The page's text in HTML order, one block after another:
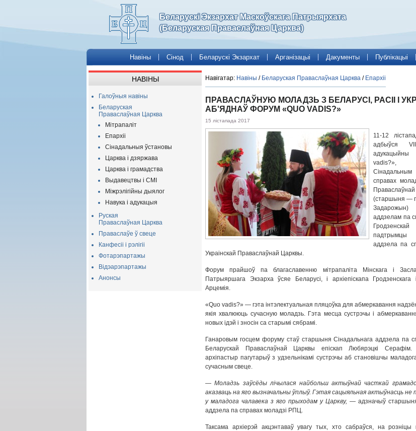
Беларускі Экзархат Маскоўскага Патрыярхата
(Беларуская Праваслаўная Царква)
Навіны Сінод Беларускі Экзархат Арганізацыі Дакументы Публікацыі
НАВІНЫ
Галоўныя навіны
Беларуская
Праваслаўная Царква
Мітрапаліт
Епархіі
Сінадальныя ўстановы
Царква і дзяржава
Царква і грамадства
Выдавецтвы і СМІ
Міжрэлігійны дыялог
Навука і адукацыя
Руская
Праваслаўная Царква
Праваслаўе ў свеце
Канфесіі і рэлігіі
Фотарэпартажы
Відэарэпартажы
Анонсы
Навігатар: Навіны / Беларуская Праваслаўная Царква / Епархіі
ПРАВАСЛАЎНУЮ МОЛАДЗЬ З БЕЛАРУСІ, РАСІІ І
АБ'ЯДНАЎ ФОРУМ «QUO VADIS?»
15 лістапада 2017
11-12
адбыўся
vadis?»,
справах
(старшыня —
аддзелам па
падтрымцы
аддзела па
Украінскай Праваслаўнай Царквы.
Форум прайшоў па благаславенню мітрапаліта Мінскага і
Патрыяршага Экзарха ўсяе Беларусі, і архіепіскапа Гродзенскага
Арцемія.
«Quo vadis?» — гэта інтэлектуальная пляцоўка для абмеркавання
якія хвалююць сучасную моладзь. Гэта месца сустрэчы і
новых ідэй і зносін са старымі сябрамі.
Ганаровым госцем форуму стаў старшыня Сінадальнага аддзела па
Беларускай Праваслаўнай Царквы епіскап Любярэцкі Серафім.
архіпастыр пагутарыў з удзельнікамі сустрэчы аб становішчы
сучасным свеце.
— Моладзь заўсёды лічылася найбольш актыўнай часткай
аказваць на яго вызначальны ўплыў. Гэтая сацыяльная актыўнасць не
у маладога чалавека з яго прыходам у Царкву, ― адзначыў
аддзела па справах моладзі РПЦ.
Таксама архіерэй акцэнтаваў увагу тых, хто сабраўся, на розніцы